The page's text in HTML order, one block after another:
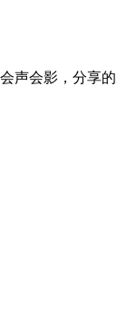
声会影，分享的